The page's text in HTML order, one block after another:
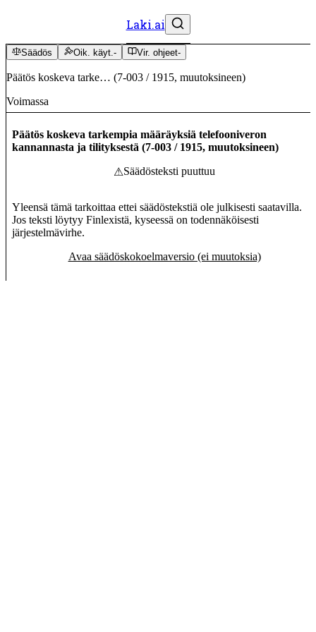
Laki.ai
Säädös Oik. käyt.- Vir. ohjeet-
Päätös koskeva tarke… (7-003 / 1915, muutoksineen)
Voimassa
Päätös koskeva tarkempia määräyksiä telefooniveron
kannannasta ja tilityksestä (7-003 / 1915, muutoksineen)
⚠Säädösteksti puuttuu
Yleensä tämä tarkoittaa ettei säädöstekstiä ole julkisesti saatavilla.
Jos teksti löytyy Finlexistä, kyseessä on todennäköisesti
järjestelmävirhe.
Avaa säädöskokoelmaversio (ei muutoksia)